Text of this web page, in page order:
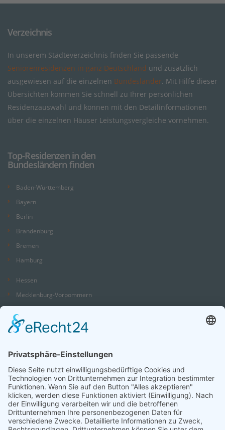
Verzeichnis
In unserem Städteverzeichnis finden Sie passende
Seniorenresidenzen in ganz Deutschland und zusätzlich
ausgewiesen auf die einzelnen Bundesländer. Mit Hilfe dieser
Übersichten kommen Sie schnell zu Ihrer persönlichen
Residenzauswahl und können mit den Detailinformationen
über die einzelnen Häuser Leistungsvergleiche vornehmen.
Top-Residenzen in den
Bundesländern finden
Baden-Württemberg
Bayern
Berlin
Brandenburg
Bremen
Hamburg
Hessen
Mecklenburg-Vorpommern
Nordrhein-Westfalen
Saarland
Sachsen
Sachsen-Anhalt
Schleswig-Holstein
Thüringen